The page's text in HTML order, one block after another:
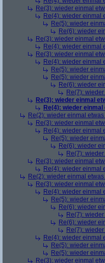
Re(3): wieder einmal
Re(4): wieder einmal
Re(5): wieder
Re(6): wieder
Re(3): wieder einmal
Re(4): wieder einmal
Re(3): wieder einmal
Re(4): wieder einmal
Re(5): wieder
Re(5): wieder
Re(6): wieder
Re(7):
Re(3): wieder einmal
Re(4): wieder
Re(2): wieder einmal
Re(3): wieder einmal
Re(4): wieder einmal
Re(5): wieder
Re(6): wieder
Re(7):
Re(3): wieder einmal
Re(4): wieder einmal
Re(2): wieder einmal
Re(3): wieder einmal
Re(4): wieder einmal
Re(5): wieder
Re(6): wieder
Re(7):
Re(6): wieder
Re(7):
Re(4): wieder einmal
Re(5): wieder
Re(5): wieder
Re(3): wieder einmal